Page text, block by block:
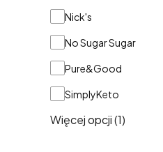
Nick's
No Sugar Sugar
Pure&Good
SimplyKeto
Więcej opcji (1)